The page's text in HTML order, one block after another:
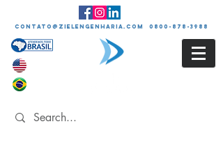
contato@zielengenharia.com 0800-878-3988